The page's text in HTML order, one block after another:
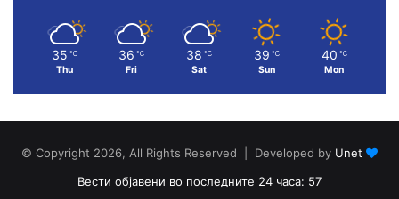
35 ℃
Thu
36 ℃
Fri
38 ℃
Sat
39 ℃
Sun
40 ℃
Mon
© Copyright 2026, All Rights Reserved | Developed by Unet
Вести објавени во последните 24 часа: 57